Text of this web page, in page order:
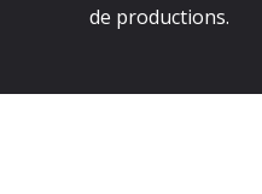
de productions.